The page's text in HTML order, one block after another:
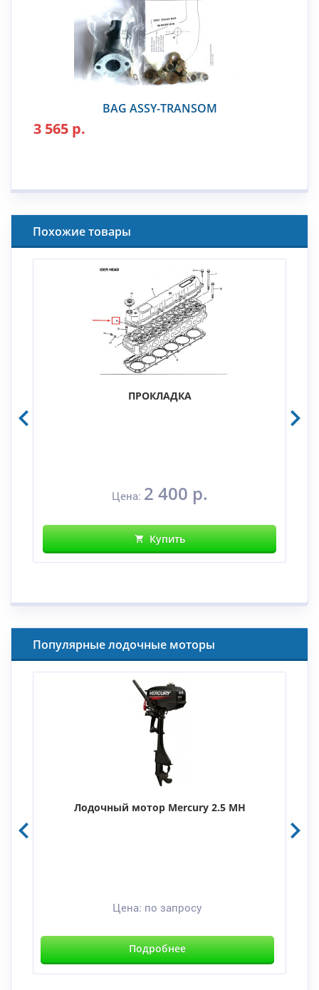
BAG ASSY-TRANSOM
3 565 р.
Похожие товары
ПРОКЛАДКА
Цена: 2 400 р.
Купить
Популярные лодочные моторы
Лодочный мотор Mercury 2.5 MH
Цена: по запросу
Подробнее